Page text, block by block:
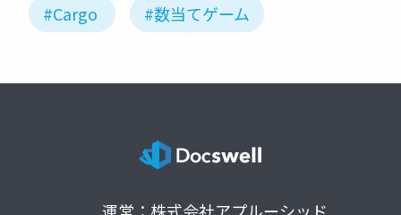
#Cargo #数当てゲーム
運営：株式会社アプルーシッド